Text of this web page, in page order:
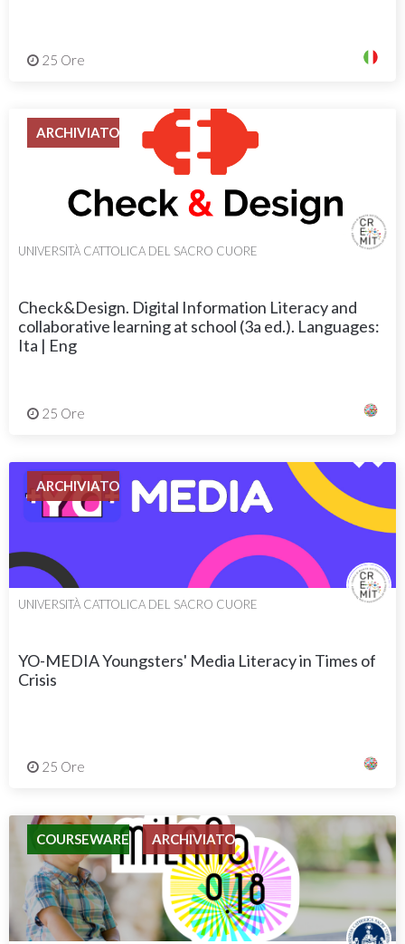
25 Ore
ARCHIVIATO
UNIVERSITÀ CATTOLICA DEL SACRO CUORE
Check&Design. Digital Information Literacy and
collaborative learning at school (3a ed.). Languages:
Ita | Eng
25 Ore
ARCHIVIATO
UNIVERSITÀ CATTOLICA DEL SACRO CUORE
YO-MEDIA Youngsters' Media Literacy in Times of
Crisis
25 Ore
COURSEWARE ARCHIVIATO